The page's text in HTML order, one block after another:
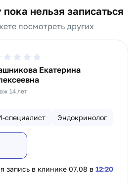
нельзя записаться
посмотреть других
Екатерина
14 лет
специалист Эндокринолог
запись в клинике 07.08 в 12:20